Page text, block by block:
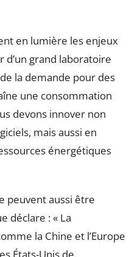
en lumière les enjeux
d’un grand laboratoire
la demande pour des
une consommation
devons innover non
mais aussi en
énergétiques
peuvent aussi être
déclare : « La
la Chine et l’Europe